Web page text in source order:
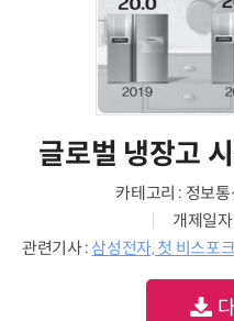
글로벌 냉장고
카테고리 : 정보통
개제일
관련기사 : 삼성전자, 첫 비스포크 프렌치